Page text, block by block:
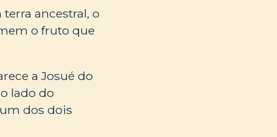
ancestral, o
o fruto que
a Josué do
lado do
dos dois